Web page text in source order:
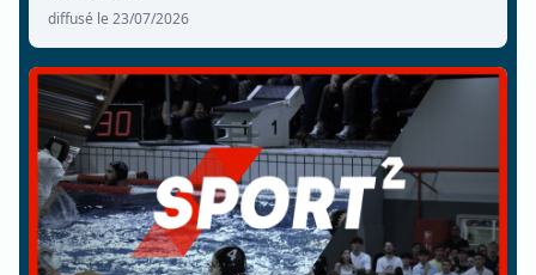
diffusé le 23/07/2026